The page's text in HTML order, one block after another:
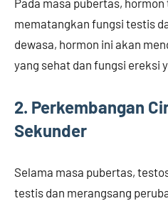
mematangkan fungsi testis
dewasa, hormon ini akan
yang sehat dan fungsi ereksi
2. Perkembangan
Sekunder
Selama masa pubertas,
testis dan merangsang